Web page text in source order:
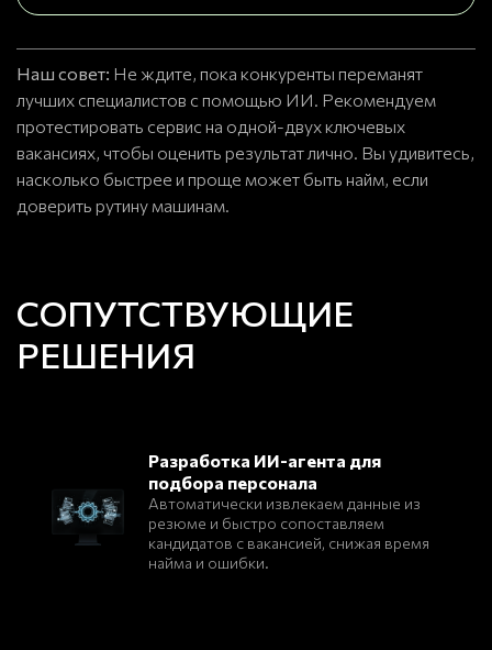
Наш совет: Не ждите, пока конкуренты переманят
лучших специалистов с помощью ИИ. Рекомендуем
протестировать сервис на одной-двух ключевых
вакансиях, чтобы оценить результат лично. Вы удивитесь,
насколько быстрее и проще может быть найм, если
доверить рутину машинам.
СОПУТСТВУЮЩИЕ
РЕШЕНИЯ
Разработка ИИ-агента для
подбора персонала
Автоматически извлекаем данные из
резюме и быстро сопоставляем
кандидатов с вакансией, снижая время
найма и ошибки.